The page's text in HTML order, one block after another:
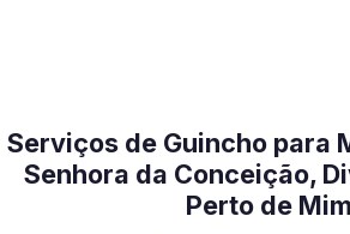
Serviços de Guincho para
Senhora da Conceição,
Perto de Mim